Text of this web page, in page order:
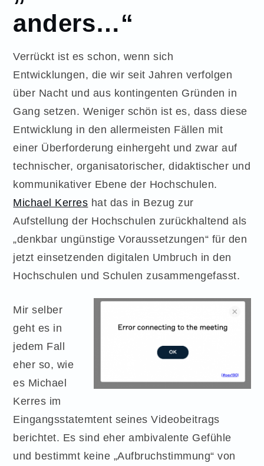
anders…“
Verrückt ist es schon, wenn sich
Entwicklungen, die wir seit Jahren verfolgen
über Nacht und aus kontingenten Gründen in
Gang setzen. Weniger schön ist es, dass diese
Entwicklung in den allermeisten Fällen mit
einer Überforderung einhergeht und zwar auf
technischer, organisatorischer, didaktischer und
kommunikativer Ebene der Hochschulen.
Michael Kerres hat das in Bezug zur
Aufstellung der Hochschulen zurückhaltend als
„denkbar ungünstige Voraussetzungen“ für den
jetzt einsetzenden digitalen Umbruch in den
Hochschulen und Schulen zusammengefasst.
Mir selber
geht es in
jedem Fall
eher so, wie
es Michael
Kerres im
Eingangsstatemtent seines Videobeitrags
berichtet. Es sind eher ambivalente Gefühle
und bestimmt keine „Aufbruchstimmung“ von